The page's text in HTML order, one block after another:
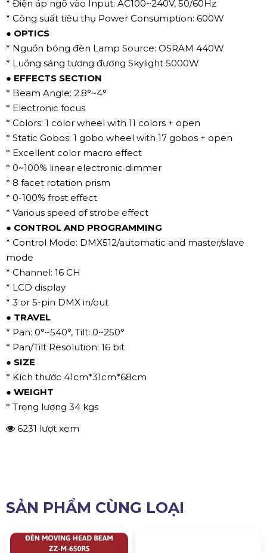
* Điện áp ngõ vào Input: AC100~240V, 50/60Hz
* Công suất tiêu thụ Power Consumption: 600W
● OPTICS
* Nguồn bóng đèn Lamp Source: OSRAM 440W
* Luồng sáng tương đương Skylight 5000W
● EFFECTS SECTION
* Beam Angle: 2.8°~4°
* Electronic focus
* Colors: 1 color wheel with 11 colors + open
* Static Gobos: 1 gobo wheel with 17 gobos + open
* Excellent color macro effect
* 0~100% linear electronic dimmer
* 8 facet rotation prism
* 0-100% frost effect
* Various speed of strobe effect
● CONTROL AND PROGRAMMING
* Control Mode: DMX512/automatic and master/slave
mode
* Channel: 16 CH
* LCD display
* 3 or 5-pin DMX in/out
● TRAVEL
* Pan: 0°~540°, Tilt: 0~250°
* Pan/Tilt Resolution: 16 bit
● SIZE
* Kích thước 41cm*31cm*68cm
● WEIGHT
* Trọng lượng 34 kgs
6231 lượt xem
SẢN PHẨM CÙNG LOẠI